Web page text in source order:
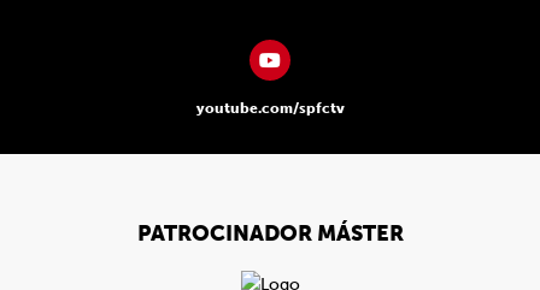
youtube.com/spfctv
PATROCINADOR MÁSTER